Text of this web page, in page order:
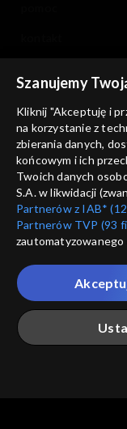
informacje o
Szanujemy
Kliknij "Akceptuję i
na korzystanie z
zbierania danych,
końcowym i ich
Twoich danych
S.A. w likwidacji
Partnerów z IAB*
Partnerów TVP (93
zautomatyzowanego
które wskazujemy
przez nas
Twoje dane
Ciebie naszych
„Portalem”, w tym